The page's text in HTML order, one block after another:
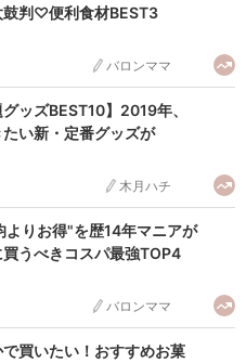
鼓判♡便利食材BEST3
バロンママ
グッズBEST10】2019年、
い新・定番グッズが
木月ハチ
よりお得"を歴14年マニアが
うべきコスパ最強TOP4
バロンママ
買いたい！おすすめお菓